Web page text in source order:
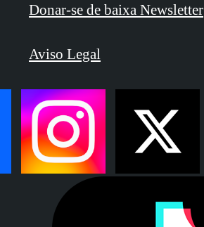
Donar-se de baixa Newsletter
Aviso Legal